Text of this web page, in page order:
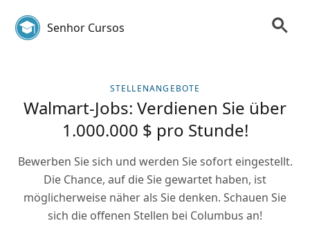
Senhor Cursos
STELLENANGEBOTE
Walmart-Jobs: Verdienen Sie über
1.000.000 $ pro Stunde!
Bewerben Sie sich und werden Sie sofort eingestellt.
Die Chance, auf die Sie gewartet haben, ist
möglicherweise näher als Sie denken. Schauen Sie
sich die offenen Stellen bei Columbus an!